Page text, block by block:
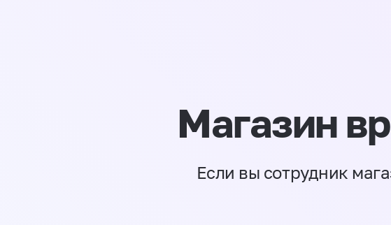
Магазин
Если вы сотрудник